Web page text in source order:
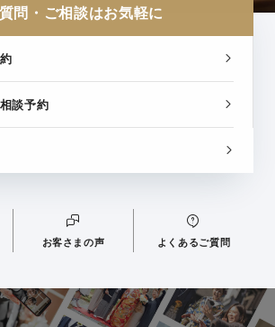
問・ご相談はお気軽に
談予約
お客さまの声 よくあるご質問